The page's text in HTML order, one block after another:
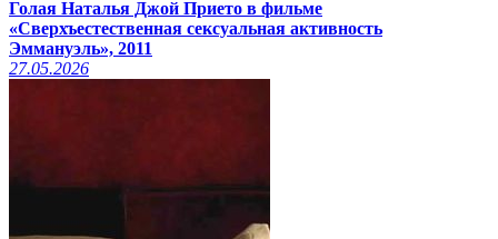
Голая Наталья Джой Прието в фильме
«Сверхъестественная сексуальная активность
Эммануэль», 2011
27.05.2026